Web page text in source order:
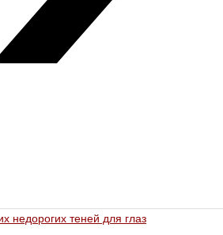
недорогих теней для глаз